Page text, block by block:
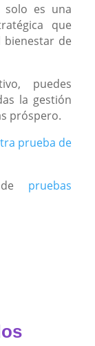
solo es una
que
de
puedes
la gestión
próspero.
prueba de
de pruebas